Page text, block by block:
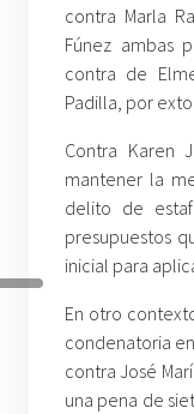
contra Marla
Fúnez ambas
contra de
Padilla, por
Contra Karen
mantener la
delito de
presupuestos
inicial para
En otro
condenatoria
contra José
una pena de